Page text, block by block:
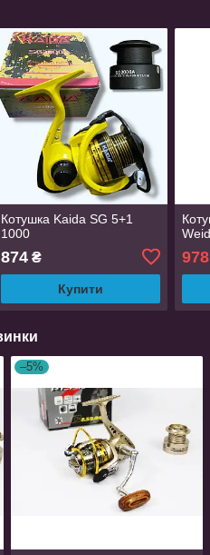
Котушка Kaida SG 5+1
1000
874₴
Купити
978
–5%